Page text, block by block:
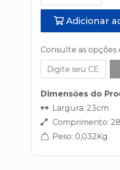
Adicionar
Consulte as
Dimensões do
Largura: 23cm
Comprimento:
Peso: 0,032Kg